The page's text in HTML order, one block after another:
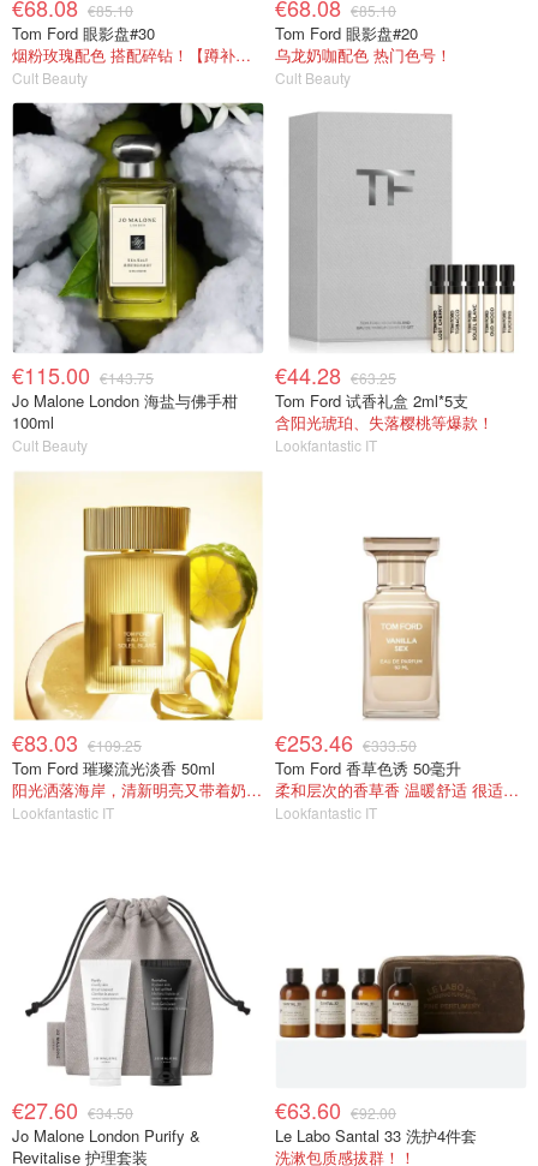
€68.08 €85.10
Tom Ford 眼影盘#30
烟粉玫瑰配色 搭配碎钻！【蹲补货】
Cult Beauty
€68.08 €85.10
Tom Ford 眼影盘#20
乌龙奶咖配色 热门色号！
Cult Beauty
€115.00 €143.75
Jo Malone London 海盐与佛手柑
100ml
Cult Beauty
€44.28 €63.25
Tom Ford 试香礼盒 2ml*5支
含阳光琥珀、失落樱桃等爆款！
Lookfantastic IT
€83.03 €109.25
Tom Ford 璀璨流光淡香 50ml
阳光洒落海岸，清新明亮又带着奶香暖意
Lookfantastic IT
€253.46 €333.50
Tom Ford 香草色诱 50毫升
柔和层次的香草香 温暖舒适 很适合冬天~
Lookfantastic IT
€27.60 €34.50
Jo Malone London Purify &
Revitalise 护理套装
€63.60 €92.00
Le Labo Santal 33 洗护4件套
洗漱包质感拔群！！